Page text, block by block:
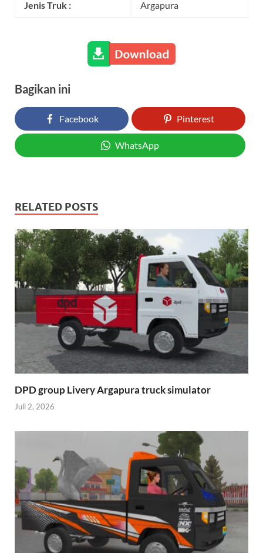
Jenis Truk : Argapura
Bagikan ini
Facebook Pinterest
WhatsApp
RELATED POSTS
DPD group Livery Argapura truck simulator
Juli 2, 2026